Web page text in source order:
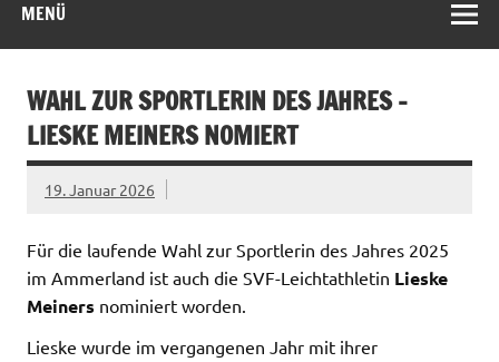
MENÜ
WAHL ZUR SPORTLERIN DES JAHRES –
LIESKE MEINERS NOMIERT
19. Januar 2026
Für die laufende Wahl zur Sportlerin des Jahres 2025
im Ammerland ist auch die SVF-Leichtathletin Lieske
Meiners nominiert worden.
Lieske wurde im vergangenen Jahr mit ihrer